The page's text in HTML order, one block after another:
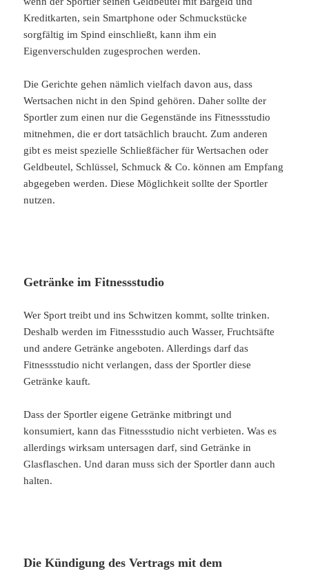
Kreditkarten, sein Smartphone oder Schmuckstücke
sorgfältig im Spind einschließt, kann ihm ein
Eigenverschulden zugesprochen werden.
Die Gerichte gehen nämlich vielfach davon aus, dass
Wertsachen nicht in den Spind gehören. Daher sollte der
Sportler zum einen nur die Gegenstände ins Fitnessstudio
mitnehmen, die er dort tatsächlich braucht. Zum anderen
gibt es meist spezielle Schließfächer für Wertsachen oder
Geldbeutel, Schlüssel, Schmuck & Co. können am Empfang
abgegeben werden. Diese Möglichkeit sollte der Sportler
nutzen.
Getränke im Fitnessstudio
Wer Sport treibt und ins Schwitzen kommt, sollte trinken.
Deshalb werden im Fitnessstudio auch Wasser, Fruchtsäfte
und andere Getränke angeboten. Allerdings darf das
Fitnessstudio nicht verlangen, dass der Sportler diese
Getränke kauft.
Dass der Sportler eigene Getränke mitbringt und
konsumiert, kann das Fitnessstudio nicht verbieten. Was es
allerdings wirksam untersagen darf, sind Getränke in
Glasflaschen. Und daran muss sich der Sportler dann auch
halten.
Die Kündigung des Vertrags mit dem